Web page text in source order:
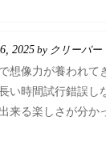
2025 by クリーパー
想像力が養われて
い時間試行錯誤し
来る楽しさが分か